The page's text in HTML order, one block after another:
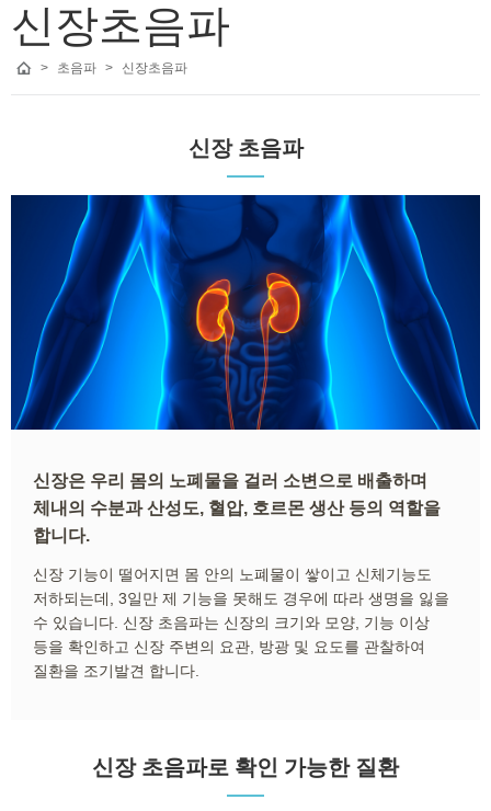
신장초음파
> 초음파 > 신장초음파
신장 초음파
신장은 우리 몸의 노폐물을 걸러 소변으로 배출하며
체내의 수분과 산성도, 혈압, 호르몬 생산 등의 역할을
합니다.
신장 기능이 떨어지면 몸 안의 노폐물이 쌓이고 신체기능도
저하되는데, 3일만 제 기능을 못해도 경우에 따라 생명을 잃을
수 있습니다. 신장 초음파는 신장의 크기와 모양, 기능 이상
등을 확인하고 신장 주변의 요관, 방광 및 요도를 관찰하여
질환을 조기발견 합니다.
신장 초음파로 확인 가능한 질환